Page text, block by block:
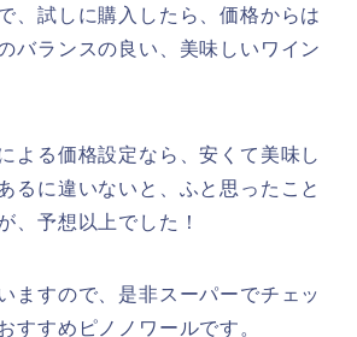
、試しに購入したら、価格からは
バランスの良い、美味しいワイン
よる価格設定なら、安くて美味し
るに違いないと、ふと思ったこと
、予想以上でした！
ますので、是非スーパーでチェッ
すすめピノノワールです。